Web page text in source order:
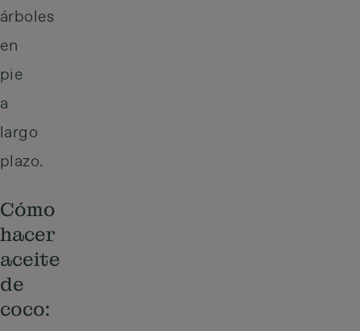
árboles
en
pie
a
largo
plazo.
Cómo
hacer
aceite
de
coco: